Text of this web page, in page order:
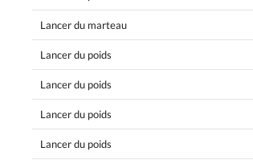
Lancer du marteau
Lancer du poids
Lancer du poids
Lancer du poids
Lancer du poids